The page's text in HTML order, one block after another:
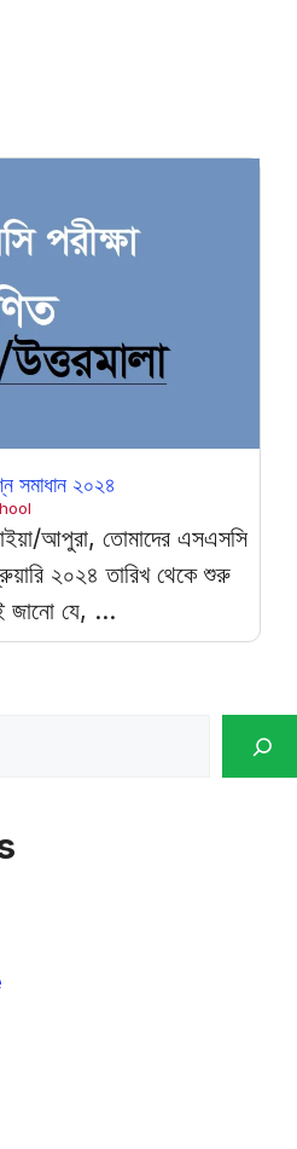
সমাধান ২০২৪
আপুরা, তোমাদের এসএসসি
২০২৪ তারিখ থেকে শুরু
জানো যে, ...